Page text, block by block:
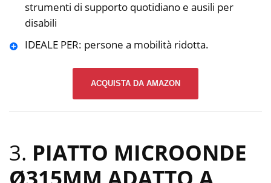
strumenti di supporto quotidiano e ausili per
disabili
IDEALE PER: persone a mobilità ridotta.
ACQUISTA DA AMAZON
3. PIATTO MICROONDE